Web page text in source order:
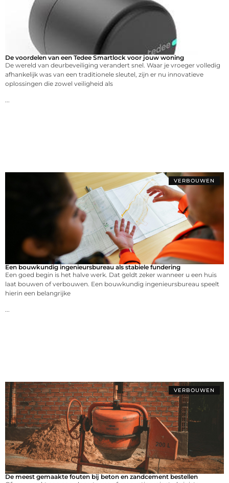
De voordelen van een Tedee Smartlock voor jouw woning
De wereld van deurbeveiliging verandert snel. Waar je vroeger volledig
afhankelijk was van een traditionele sleutel, zijn er nu innovatieve
oplossingen die zowel veiligheid als
...
VERBOUWEN
Een bouwkundig ingenieursbureau als stabiele fundering
Een goed begin is het halve werk. Dat geldt zeker wanneer u een huis
laat bouwen of verbouwen. Een bouwkundig ingenieursbureau speelt
hierin een belangrijke
...
VERBOUWEN
De meest gemaakte fouten bij beton en zandcement bestellen